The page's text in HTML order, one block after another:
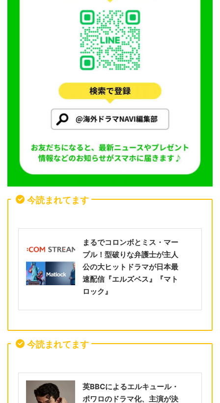
今読まれてます
まるでコロンボとミス・マー
プル！型破りな弁護士が主人
公の大ヒットドラマが日本最
速配信『エルズベス』『マト
ロック』
今読まれてます
英BBCによるエルキュール・
ポワロのドラマ化、主演が決